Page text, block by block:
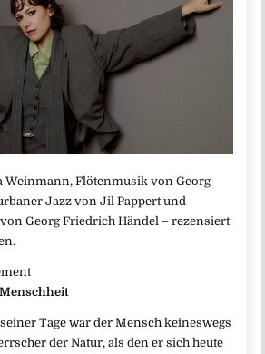
Weinmann, Flötenmusik von Georg
Jazz von Jil Pappert und
Georg Friedrich Händel – rezensiert
Tage war der Mensch keineswegs
der Natur, als den er sich heute